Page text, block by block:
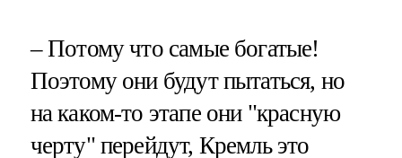
– Потому что самые богатые!
Поэтому они будут пытаться, но
на каком-то этапе они "красную
черту" перейдут, Кремль это